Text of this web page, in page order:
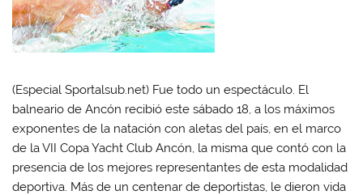
(Especial Sportalsub.net) Fue todo un espectáculo. El
balneario de Ancón recibió este sábado 18, a los máximos
exponentes de la natación con aletas del país, en el marco
de la VII Copa Yacht Club Ancón, la misma que contó con la
presencia de los mejores representantes de esta modalidad
deportiva. Más de un centenar de deportistas, le dieron vida